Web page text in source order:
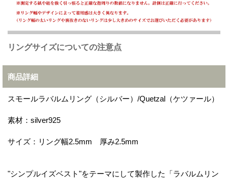
リングサイズについての注意点
商品詳細
スモールラバルムリング（シルバー）/Quetzal（ケツァール）
素材：silver925
サイズ：リング幅2.5mm 厚み2.5mm
"シンプルイズベスト"をテーマにして製作した「ラバルムリン